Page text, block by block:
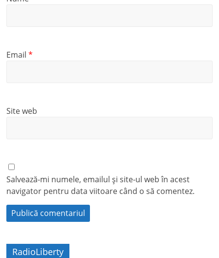
Email*
Site web
Salvează-mi numele, emailul și site-ul web în acest
navigator pentru data viitoare când o să comentez.
RadioLiberty